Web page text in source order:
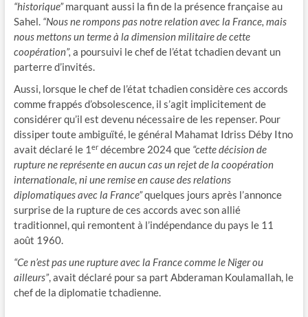
“historique”marquant aussi la fin de la présence française au
Sahel. “Nous ne rompons pas notre relation avec la France, mais
nous mettons un terme à la dimension militaire de cette
coopération”, a poursuivi le chef de l’état tchadien devant un
parterre d’invités.
Aussi, lorsque le chef de l’état tchadien considère ces accords
comme frappés d’obsolescence, il s’agit implicitement de
considérer qu’il est devenu nécessaire de les repenser. Pour
dissiper toute ambiguïté, le général Mahamat Idriss Déby Itno
avait déclaré le 1 erdécembre 2024 que “cette décision de
rupture ne représente en aucun cas un rejet de la coopération
internationale, ni une remise en cause des relations
diplomatiques avec la France”quelques jours après l’annonce
surprise de la rupture de ces accords avec son allié
traditionnel, qui remontent à l’indépendance du pays le 11
août 1960.
“Ce n’est pas une rupture avec la France comme le Niger ou
ailleurs”, avait déclaré pour sa part Abderaman Koulamallah, le
chef de la diplomatie tchadienne.